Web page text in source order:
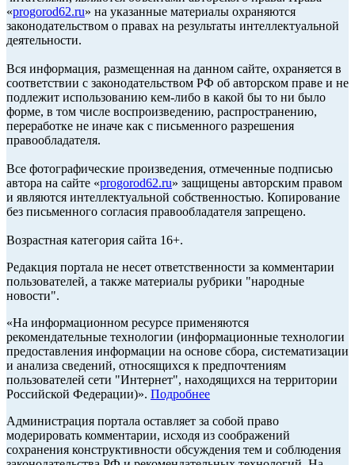
«progorod62.ru» на указанные материалы охраняются
законодательством о правах на результаты интеллектуальной
деятельности.
Вся информация, размещенная на данном сайте, охраняется в
соответствии с законодательством РФ об авторском праве и не
подлежит использованию кем-либо в какой бы то ни было
форме, в том числе воспроизведению, распространению,
переработке не иначе как с письменного разрешения
правообладателя.
Все фотографические произведения, отмеченные подписью
автора на сайте «progorod62.ru» защищены авторским правом
и являются интеллектуальной собственностью. Копирование
без письменного согласия правообладателя запрещено.
Возрастная категория сайта 16+.
Редакция портала не несет ответственности за комментарии
пользователей, а также материалы рубрики "народные
новости".
«На информационном ресурсе применяются
рекомендательные технологии (информационные технологии
предоставления информации на основе сбора, систематизации
и анализа сведений, относящихся к предпочтениям
пользователей сети "Интернет", находящихся на территории
Российской Федерации)». Подробнее
Администрация портала оставляет за собой право
модерировать комментарии, исходя из соображений
сохранения конструктивности обсуждения тем и соблюдения